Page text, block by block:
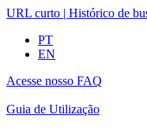
URL curto | Histórico de
PT
EN
Acesse nosso FAQ
Guia de Utilização